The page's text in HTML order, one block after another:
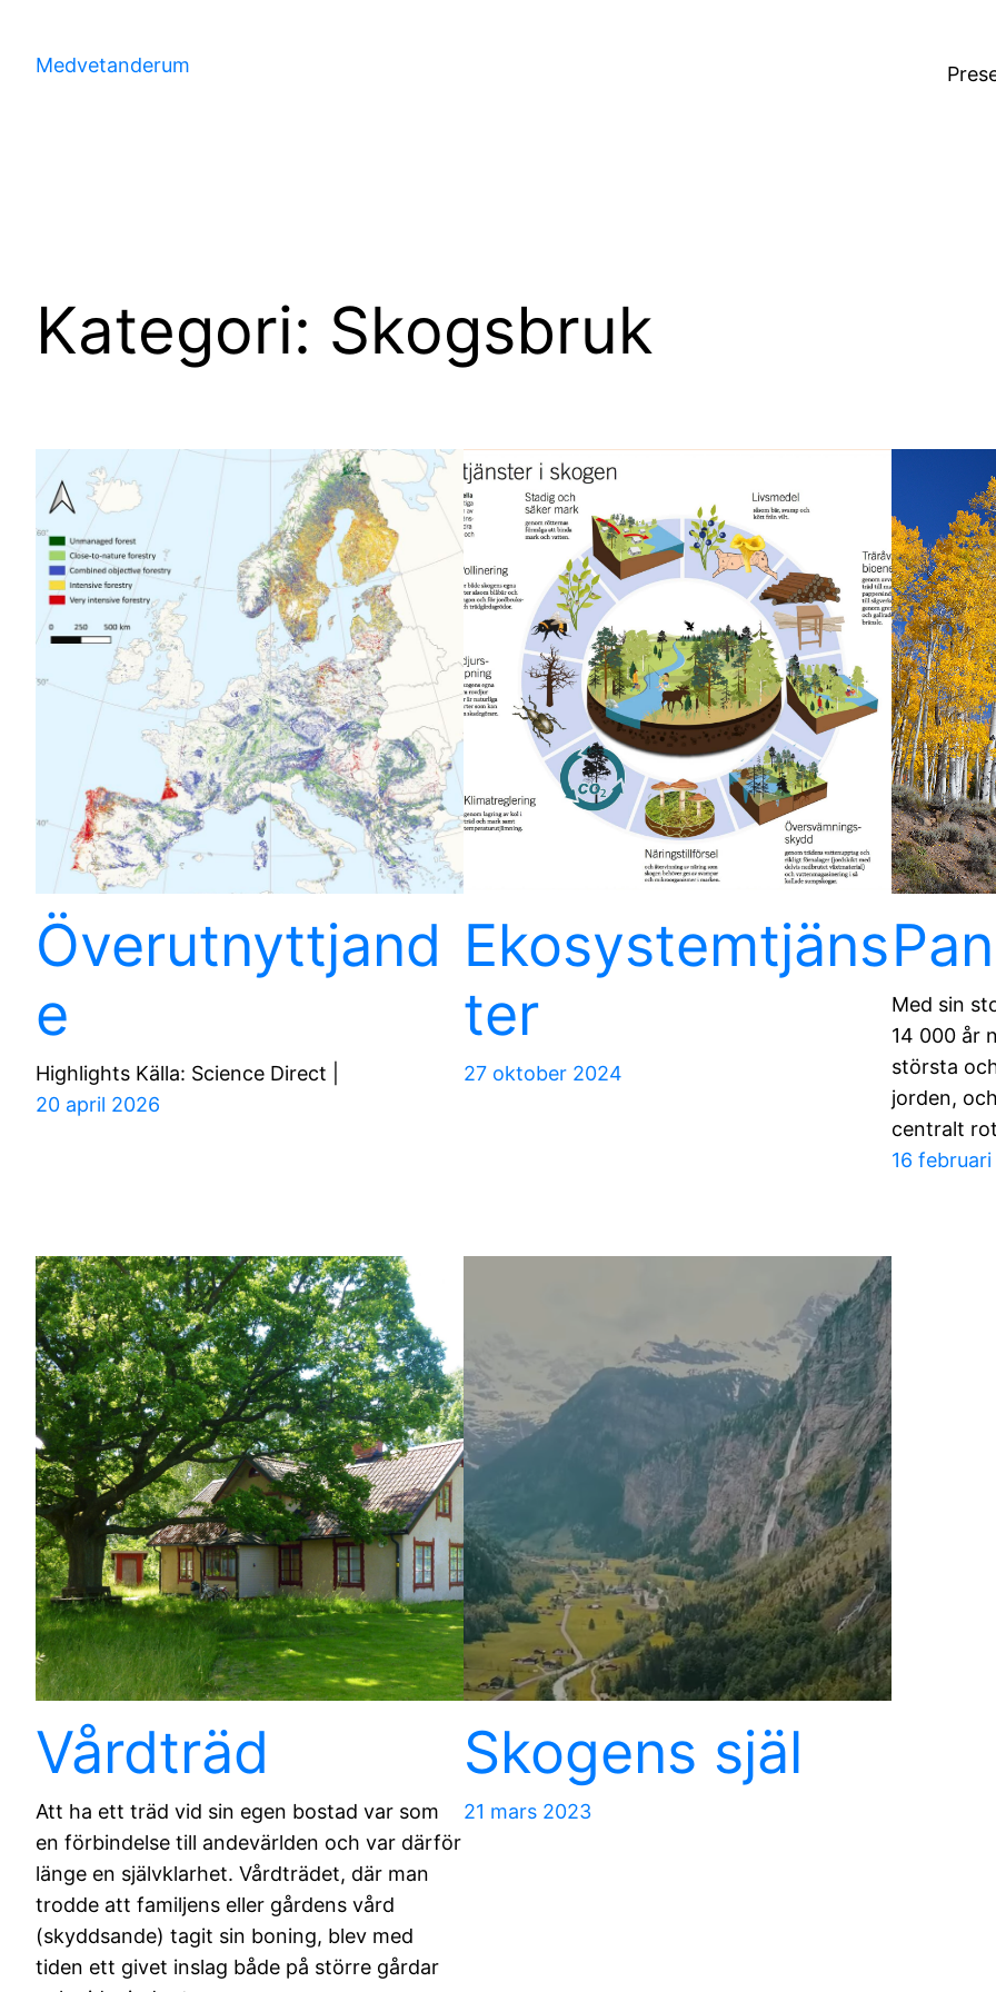
innehållMedvetanderum
Kategori: Skogsbruk
Överutnyttjand
e
Highlights Källa: Science Direct |
20 april 2026
Ekosystemtjäns
ter
27 oktober 2024
Med sin
14 000 år
största
jorden,
centralt
16
Vårdträd
Att ha ett träd vid sin egen bostad var som
en förbindelse till andevärlden och var därför
länge en självklarhet. Vårdträdet, där man
trodde att familjens eller gårdens vård
(skyddsande) tagit sin boning, blev med
tiden ett givet inslag både på större gårdar
Skogens själ
21 mars 2023